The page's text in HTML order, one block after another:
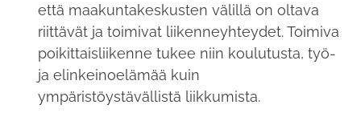
että maakuntakeskusten välillä on oltava
riittävät ja toimivat liikenneyhteydet. Toimiva
poikittaisliikenne tukee niin koulutusta, työ-
ja elinkeinoelämää kuin
ympäristöystävällistä liikkumista.